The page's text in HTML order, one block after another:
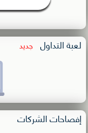
لعبة التداول جديد
إفصاحات الشركات